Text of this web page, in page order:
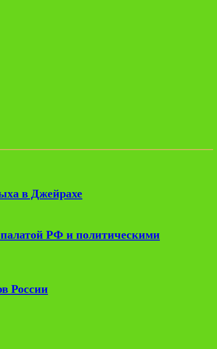
в Джейрахе
РФ и политическими
России